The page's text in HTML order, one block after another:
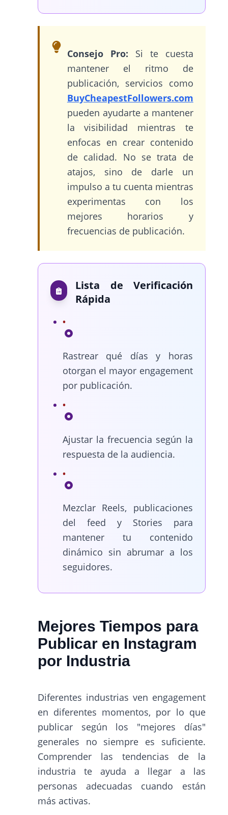
Consejo Pro: Si te cuesta
mantener el ritmo de
publicación, servicios como
BuyCheapestFollowers.com
pueden ayudarte a mantener
la visibilidad mientras te
enfocas en crear contenido
de calidad. No se trata de
atajos, sino de darle un
impulso a tu cuenta mientras
experimentas con los
mejores horarios y
frecuencias de publicación.
Lista de Verificación
Rápida
Rastrear qué días y horas
otorgan el mayor engagement
por publicación.
Ajustar la frecuencia según la
respuesta de la audiencia.
Mezclar Reels, publicaciones
del feed y Stories para
mantener tu contenido
dinámico sin abrumar a los
seguidores.
Mejores Tiempos para
Publicar en Instagram
por Industria
Diferentes industrias ven engagement
en diferentes momentos, por lo que
publicar según los "mejores días"
generales no siempre es suficiente.
Comprender las tendencias de la
industria te ayuda a llegar a las
personas adecuadas cuando están
más activas.